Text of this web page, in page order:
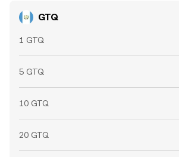
GTQ
1 GTQ
5 GTQ
10 GTQ
20 GTQ